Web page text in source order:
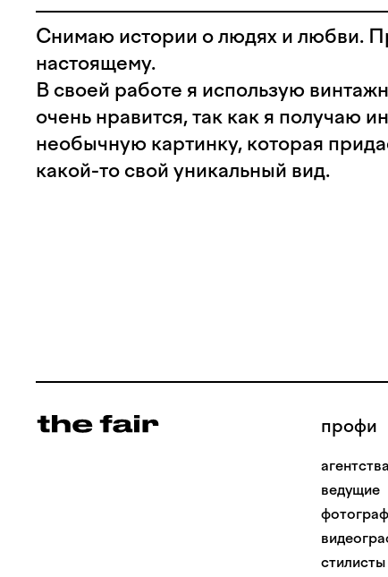
Снимаю истории о людях и любви.
настоящему.
В своей работе я использую
очень нравится, так как я получаю
необычную картинку, которая
какой-то свой уникальный вид.
профи
агентства
ведущие
стилисты